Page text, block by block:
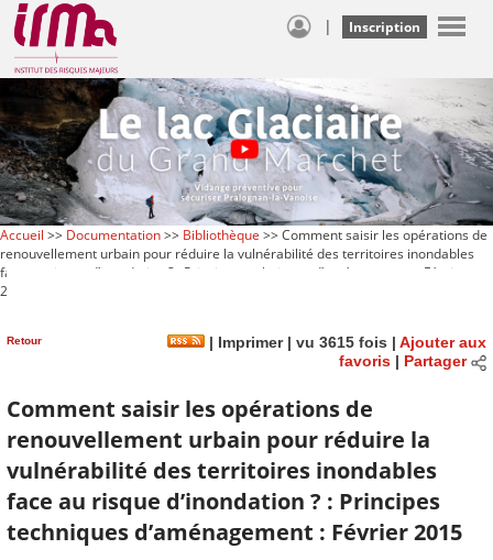
| Inscription
Accueil >> Documentation>> Bibliothèque >> Comment saisir les opérations de
renouvellement urbain pour réduire la vulnérabilité des territoires inondables
face au risque d’inondation ? : Principes techniques d’aménagement : Février
2015
Retour | Imprimer| vu 3615 fois | Ajouter aux
favoris| Partager
Comment saisir les opérations de
renouvellement urbain pour réduire la
vulnérabilité des territoires inondables
face au risque d’inondation ? : Principes
techniques d’aménagement : Février 2015